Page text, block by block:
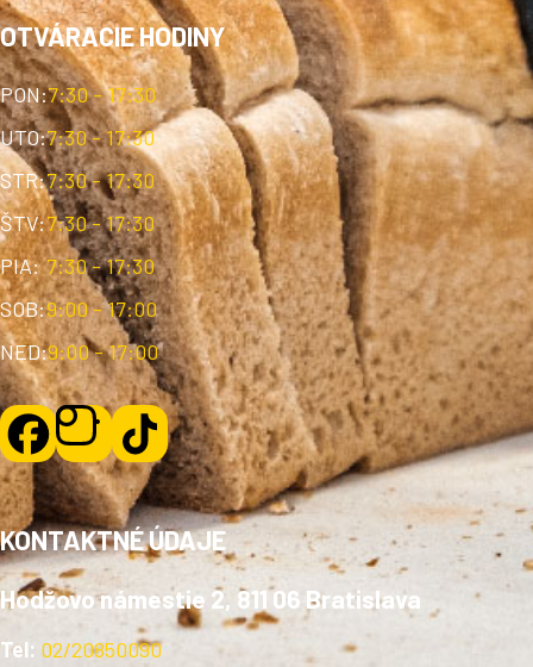
OTVÁRACIE HODINY
PON:7:30 - 17:30
UTO:7:30 - 17:30
STR:7:30 - 17:30
ŠTV:7:30 - 17:30
PIA: 7:30 - 17:30
SOB:9:00 - 17:00
NED:9:00 - 17:00
KONTAKTNÉ ÚDAJE
Hodžovo námestie 2, 811 06 Bratislava
Tel: 02/20850090